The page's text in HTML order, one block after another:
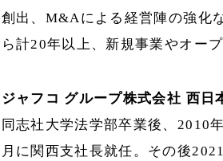
創出、M&Aによる経営陣の強化
ら計20年以上、新規事業やオー
ジャフコ グループ株式会社 西
同志社大学法学部卒業後、2010
月に関西支社長就任。その後